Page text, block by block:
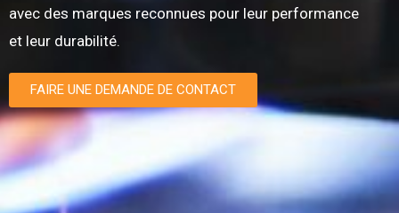
avec des marques reconnues pour leur performance
et leur durabilité.
FAIRE UNE DEMANDE DE CONTACT